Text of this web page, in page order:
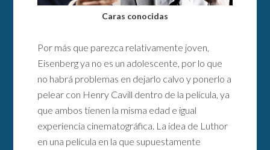
Caras conocidas
Por más que parezca relativamente joven,
Eisenberg ya no es un adolescente, por lo que
no habrá problemas en dejarlo calvo y ponerlo a
pelear con Henry Cavill dentro de la película, ya
que ambos tienen la misma edad e igual
experiencia cinematográfica. La idea de Luthor
en una película en la que supuestamente